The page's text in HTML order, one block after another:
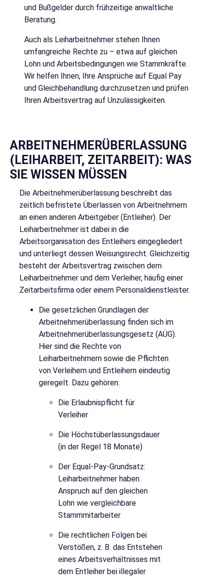
und Bußgelder durch frühzeitige anwaltliche
Beratung.
Auch als Leiharbeitnehmer stehen Ihnen
umfangreiche Rechte zu – etwa auf gleichen
Lohn und Arbeitsbedingungen wie Stammkräfte.
Wir helfen Ihnen, Ihre Ansprüche auf Equal Pay
und Gleichbehandlung durchzusetzen und prüfen
Ihren Arbeitsvertrag auf Unzulässigkeiten.
ARBEITNEHMERÜBERLASSUNG
(LEIHARBEIT, ZEITARBEIT): WAS
SIE WISSEN MÜSSEN
Die Arbeitnehmerüberlassung beschreibt das
zeitlich befristete Überlassen von Arbeitnehmern
an einen anderen Arbeitgeber (Entleiher). Der
Leiharbeitnehmer ist dabei in die
Arbeitsorganisation des Entleihers eingegliedert
und unterliegt dessen Weisungsrecht. Gleichzeitig
besteht der Arbeitsvertrag zwischen dem
Leiharbeitnehmer und dem Verleiher, häufig einer
Zeitarbeitsfirma oder einem Personaldienstleister.
Die gesetzlichen Grundlagen der
Arbeitnehmerüberlassung finden sich im
Arbeitnehmerüberlassungsgesetz (AÜG).
Hier sind die Rechte von
Leiharbeitnehmern sowie die Pflichten
von Verleihern und Entleihern eindeutig
geregelt. Dazu gehören:
Die Erlaubnispflicht für
Verleiher
Die Höchstüberlassungsdauer
(in der Regel 18 Monate)
Der Equal-Pay-Grundsatz:
Leiharbeitnehmer haben
Anspruch auf den gleichen
Lohn wie vergleichbare
Stammmitarbeiter
Die rechtlichen Folgen bei
Verstößen, z. B. das Entstehen
eines Arbeitsverhältnisses mit
dem Entleiher bei illegaler